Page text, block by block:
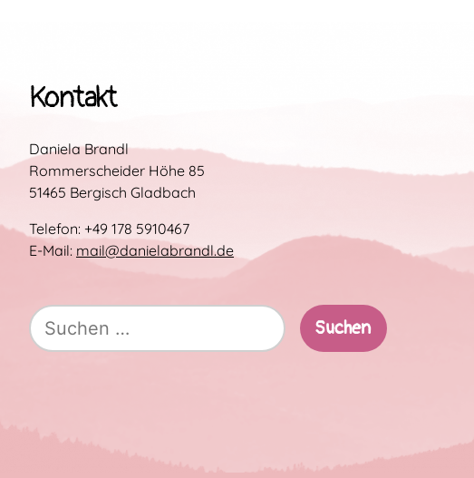
Kontakt
Daniela Brandl
Rommerscheider Höhe 85
51465 Bergisch Gladbach
Telefon: +49 178 5910467
E-Mail: mail@danielabrandl.de
Suche
nach: